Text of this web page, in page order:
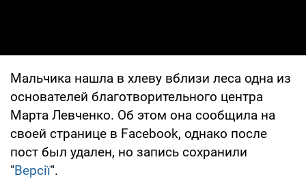
Мальчика нашла в хлеву вблизи леса одна из
основателей благотворительного центра
Марта Левченко. Об этом она сообщила на
своей странице в Facebook, однако после
пост был удален, но запись сохранили
"Версії".